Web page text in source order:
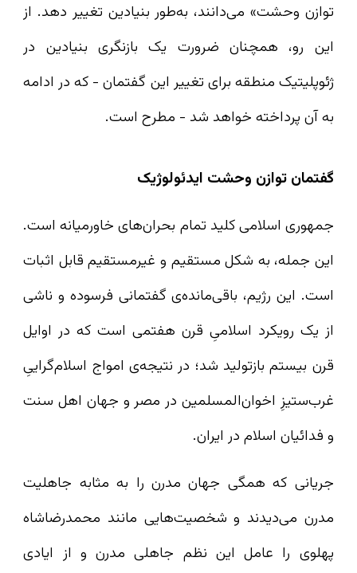
توازن وحشت» می‌دانند، به‌طور بنیادین تغییر دهد. از
این رو، همچنان ضرورت یک بازنگری بنیادین در
ژئوپلیتیک منطقه برای تغییر این گفتمان - که در ادامه
به آن پرداخته خواهد شد - مطرح است.
گفتمان توازن وحشت ایدئولوژیک
جمهوری اسلامی کلید تمام بحران‌های خاورمیانه است.
این جمله، به شکل مستقیم و غیرمستقیم قابل اثبات
است. این رژیم، باقی‌مانده‌ی گفتمانی فرسوده و ناشی
از یک رویکرد اسلامیِ قرن هفتمی است که در اوایل
قرن بیستم بازتولید شد؛ در نتیجه‌ی امواج اسلام‌گراییِ
غرب‌ستیزِ اخوان‌المسلمین در مصر و جهان اهل سنت
و فدائیان اسلام در ایران.
جریانی که همگی جهان مدرن را به مثابه جاهلیت
مدرن می‌دیدند و شخصیت‌هایی مانند محمدرضاشاه
پهلوی را عامل این نظم جاهلی مدرن و از ایادی